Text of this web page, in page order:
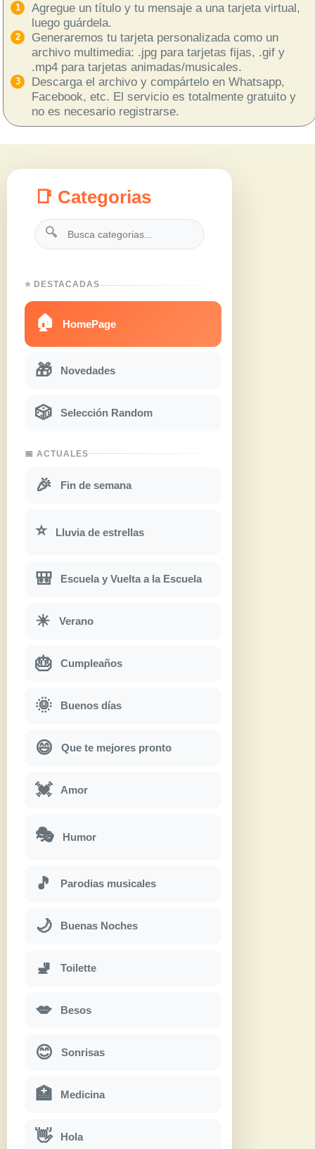
Agregue un título y tu mensaje a una tarjeta virtual,
luego guárdela.
Generaremos tu tarjeta personalizada como un
archivo multimedia: .jpg para tarjetas fijas, .gif y
.mp4 para tarjetas animadas/musicales.
Descarga el archivo y compártelo en Whatsapp,
Facebook, etc. El servicio es totalmente gratuito y
no es necesario registrarse.
📑 Categorias
🔍
⭐ DESTACADAS
🏠 HomePage
🎁 Novedades
🎲 Selección Random
📅 ACTUALES
🎉 Fin de semana
⭐ Lluvia de estrellas
🎒 Escuela y Vuelta a la Escuela
☀ Verano
🎂 Cumpleaños
🌞 Buenos días
😄 Que te mejores pronto
💓 Amor
🎭 Humor
🎵 Parodias musicales
🌙 Buenas Noches
🚽 Toilette
💋 Besos
😊 Sonrisas
🏥 Medicina
👋 Hola